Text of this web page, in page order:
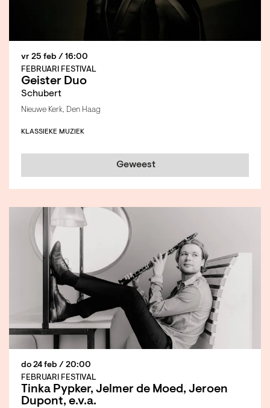
Geister Duo
Schubert
FEBRUARI FESTIVAL
vr 25 feb / 16:00
Nieuwe Kerk, Den Haag
KLASSIEKE MUZIEK
Geweest
Tinka Pypker, Jelmer de Moed, Jeroen
Dupont, e.v.a.
FEBRUARI FESTIVAL
do 24 feb / 20:00